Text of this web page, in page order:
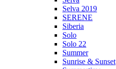
Selva 2019
SERENE
Siberia
Solo
Solo 22
Summer
Sunrise & Sunset